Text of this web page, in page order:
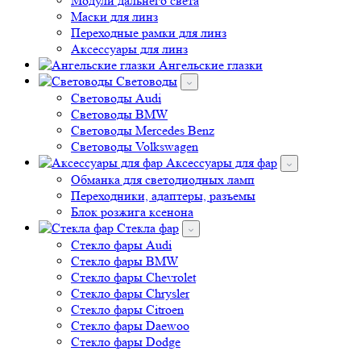
Маски для линз
Переходные рамки для линз
Аксессуары для линз
Ангельские глазки
Световоды
Cветоводы Audi
Cветоводы BMW
Световоды Mercedes Benz
Cветоводы Volkswagen
Аксессуары для фар
Обманка для светодиодных ламп
Переходники, адаптеры, разъемы
Блок розжига ксенона
Стекла фар
Стекло фары Audi
Стекло фары BMW
Стекло фары Chevrolet
Стекло фары Chrysler
Стекло фары Citroen
Стекло фары Daewoo
Стекло фары Dodge